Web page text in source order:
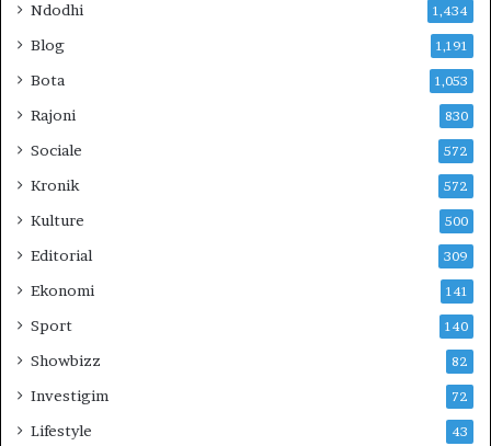
Ndodhi 1,434
Blog 1,191
Bota 1,053
Rajoni 830
Sociale 572
Kronik 572
Kulture 500
Editorial 309
Ekonomi 141
Sport 140
Showbizz 82
Investigim 72
Lifestyle 43